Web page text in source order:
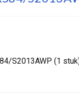
S2013AWP (1